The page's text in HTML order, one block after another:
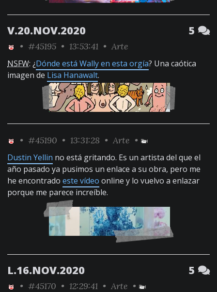
V.20.NOV.2020 5
• #45195 • 13:53:41 • Arte
NSFW: ¿Dónde está Wally en esta orgía? Una caótica
imagen de Lisa Hanawalt.
• #45190 • 13:31:28 • Arte •
Dustin Yellin no está gritando. Es un artista del que el
año pasado ya pusimos un enlace a su obra, pero me
he encontrado este vídeo online y lo vuelvo a enlazar
porque me parece increíble.
L.16.NOV.2020 5
• #45170 • 12:29:41 • Arte •